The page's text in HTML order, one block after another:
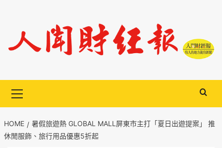
content
Menu
HOME
暑假旅遊熱 GLOBAL MALL屏東市主打「夏日出遊提案」 推
休閒服飾、旅行用品優惠5折起